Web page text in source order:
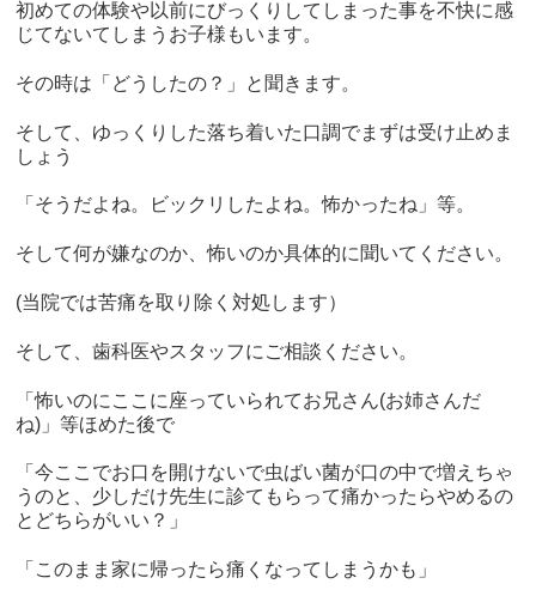
初めての体験や以前にびっくりしてしまった事を不快に感
じてないてしまうお子様もいます。
その時は「どうしたの？」と聞きます。
そして、ゆっくりした落ち着いた口調でまずは受け止めま
しょう
「そうだよね。ビックリしたよね。怖かったね」等。
そして何が嫌なのか、怖いのか具体的に聞いてください。
(当院では苦痛を取り除く対処します）
そして、歯科医やスタッフにご相談ください。
「怖いのにここに座っていられてお兄さん(お姉さんだ
ね)」等ほめた後で
「今ここでお口を開けないで虫ばい菌が口の中で増えちゃ
うのと、少しだけ先生に診てもらって痛かったらやめるの
とどちらがいい？」
「このまま家に帰ったら痛くなってしまうかも」